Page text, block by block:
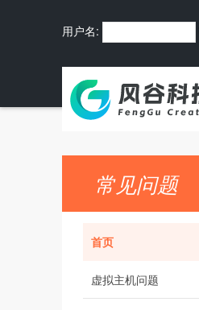
用户名:
常见问题
首页
虚拟主机问题